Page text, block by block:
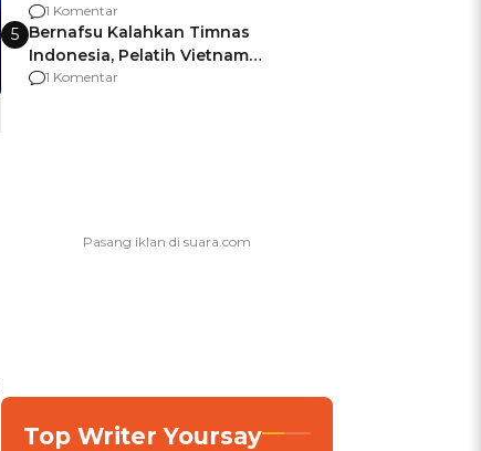
Manchester United
1 Komentar
5 Bernafsu Kalahkan Timnas
Indonesia, Pelatih Vietnam
Berencana Pakai Jimat di Pakansari
1 Komentar
Top Writer Yoursay